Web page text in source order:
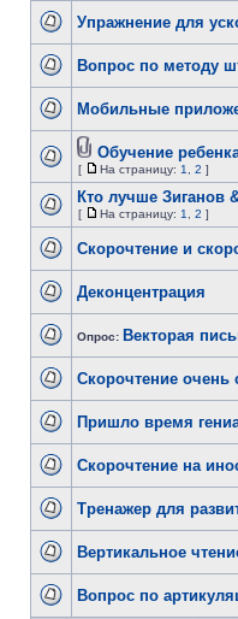
Упражнение для
Вопрос по методу
Мобильные
Обучение
[ На страницу: 1 2 ]
Кто лучше Зиганов
[ На страницу: 1 2 ]
Скорочтение и
Деконцентрация
Опрос: Векторая
Скорочтение
Пришло время
Скорочтение на
Тренажер для
Вертикальное
Вопрос по